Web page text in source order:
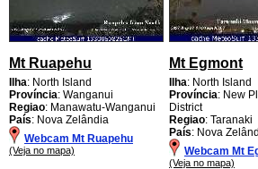
Mt Ruapehu
Ilha: North Island
Província: Wanganui
Regiao: Manawatu-Wanganui
País: Nova Zelândia
Webcam Mt Ruapehu
(Veja no mapa)
Mt Egmont
Ilha: North Island
Província: New
District
Regiao: Taranaki
País: Nova
Webcam Mt
(Veja no mapa)